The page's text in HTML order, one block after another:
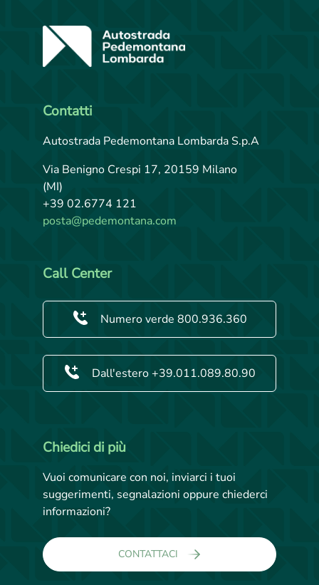
Contatti
Autostrada Pedemontana Lombarda S.p.A
Via Benigno Crespi 17, 20159 Milano
(MI)
+39 02.6774 121
posta@pedemontana.com
Call Center
Numero verde 800.936.360
Dall'estero +39.011.089.80.90
Chiedici di più
Vuoi comunicare con noi, inviarci i tuoi
suggerimenti, segnalazioni oppure chiederci
informazioni?
CONTATTACI